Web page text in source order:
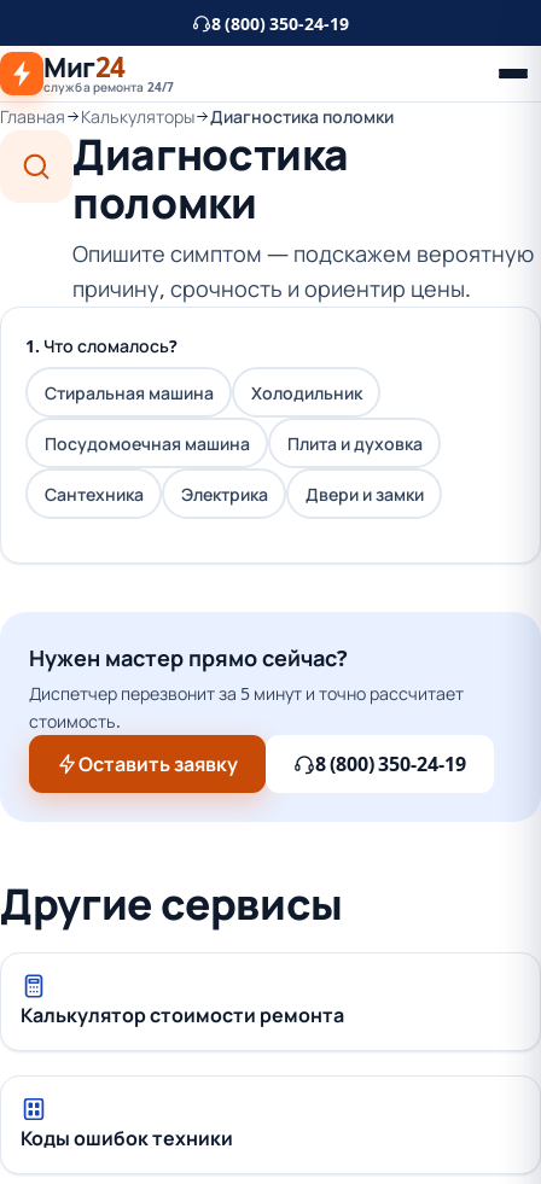
основному
контенту
8 (800) 350-24-19
Миг24
служба ремонта 24/7
Главная Калькуляторы Диагностика поломки
Диагностика
поломки
Опишите симптом — подскажем вероятную
причину, срочность и ориентир цены.
1. Что сломалось?
Стиральная машина Холодильник
Посудомоечная машина Плита и духовка
Сантехника Электрика Двери и замки
Нужен мастер прямо сейчас?
Диспетчер перезвонит за 5 минут и точно рассчитает
стоимость.
Оставить заявку 8 (800) 350-24-19
Другие сервисы
Калькулятор стоимости ремонта
Коды ошибок техники